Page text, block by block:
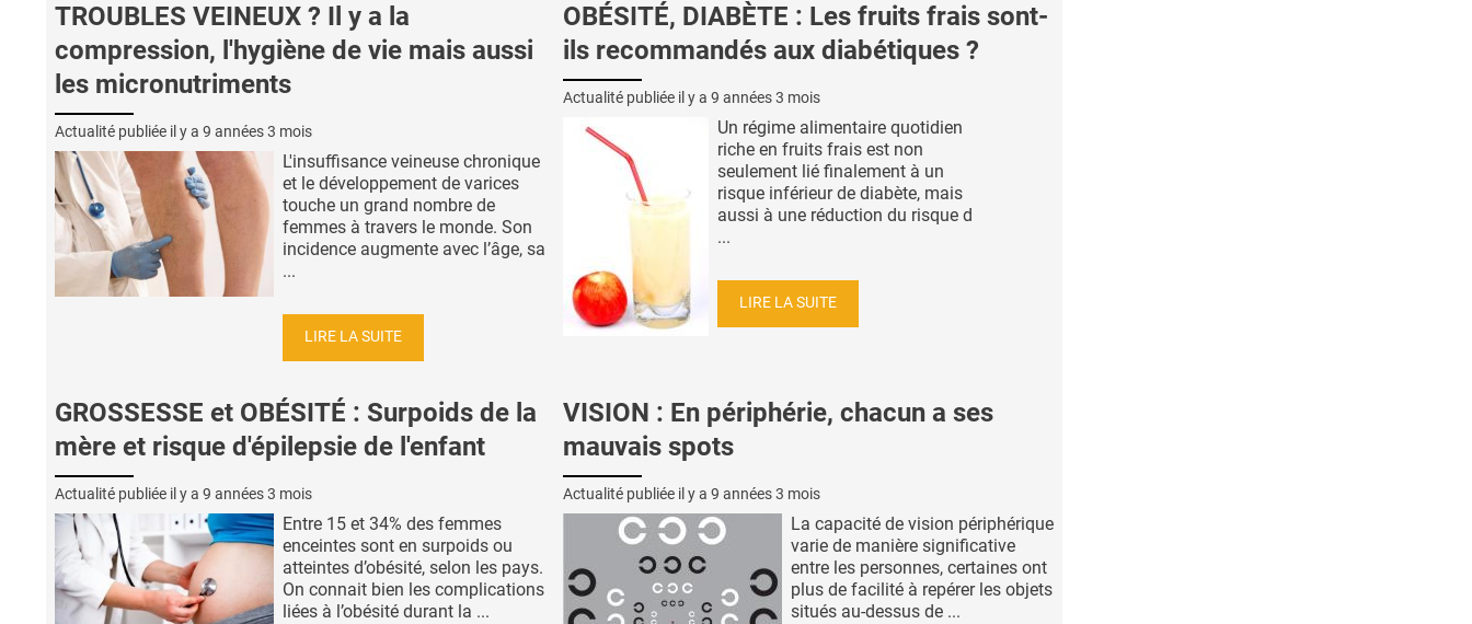
TROUBLES VEINEUX ? Il y a la
compression, l'hygiène de vie mais aussi
les micronutriments
Actualité publiée il y a 9 années 3 mois
L'insuffisance veineuse chronique
et le développement de varices
touche un grand nombre de
femmes à travers le monde. Son
incidence augmente avec l’âge, sa
...
LIRE LA SUITE
OBÉSITÉ, DIABÈTE : Les fruits frais sont-
ils recommandés aux diabétiques ?
Actualité publiée il y a 9 années 3 mois
Un régime alimentaire quotidien
riche en fruits frais est non
seulement lié finalement à un
risque inférieur de diabète, mais
aussi à une réduction du risque d
...
LIRE LA SUITE
GROSSESSE et OBÉSITÉ : Surpoids de la
mère et risque d'épilepsie de l'enfant
Actualité publiée il y a 9 années 3 mois
Entre 15 et 34% des femmes
enceintes sont en surpoids ou
atteintes d’obésité, selon les pays.
On connait bien les complications
liées à l’obésité durant la ...
VISION : En périphérie, chacun a ses
mauvais spots
Actualité publiée il y a 9 années 3 mois
La capacité de vision périphérique
varie de manière significative
entre les personnes, certaines ont
plus de facilité à repérer les objets
situés au-dessus de ...